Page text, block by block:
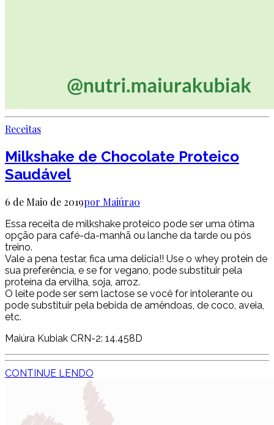
Receitas
Milkshake de Chocolate Proteico
Saudável
6 de Maio de 2019por Maiúra0
Essa receita de milkshake proteico pode ser uma ótima
opção para café-da-manhã ou lanche da tarde ou pós
treino.
Vale a pena testar, fica uma delicia!! Use o whey protein de
sua preferência, e se for vegano, pode substituir pela
proteína da ervilha, soja, arroz.
O leite pode ser sem lactose se você for intolerante ou
pode substituir pela bebida de amêndoas, de coco, aveia,
etc.
Maiúra Kubiak CRN-2: 14.458D
CONTINUE LENDO